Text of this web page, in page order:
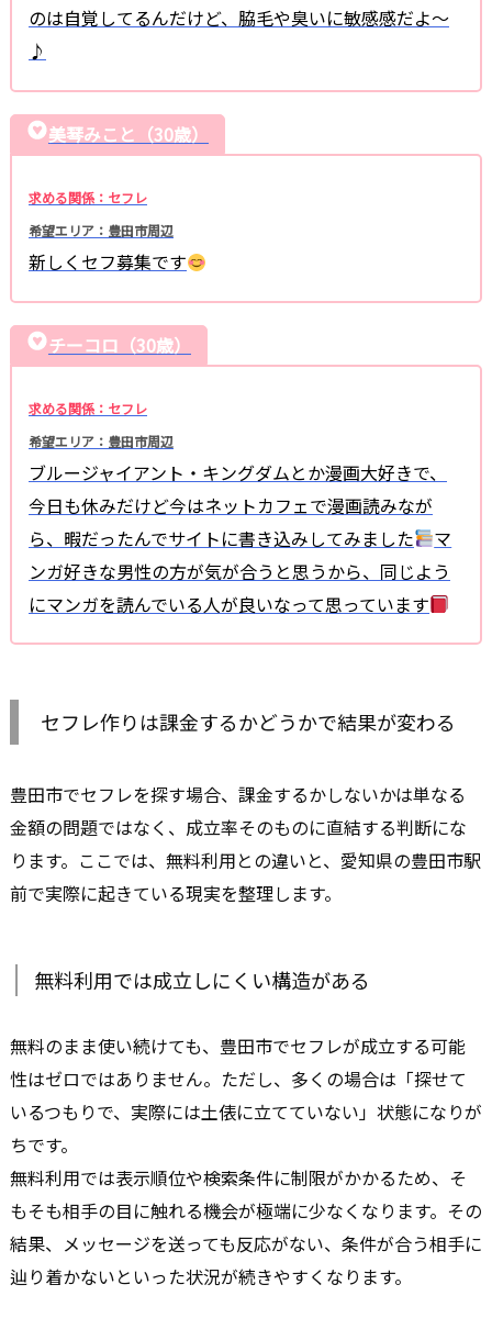
のは自覚してるんだけど、脇毛や臭いに敏感感だよ〜
♪
美琴みこと（30歳）
求める関係：セフレ
希望エリア：豊田市周辺
新しくセフ募集です
チーコロ（30歳）
求める関係：セフレ
希望エリア：豊田市周辺
ブルージャイアント・キングダムとか漫画大好きで、
今日も休みだけど今はネットカフェで漫画読みなが
ら、暇だったんでサイトに書き込みしてみました
マ
ンガ好きな男性の方が気が合うと思うから、同じよう
にマンガを読んでいる人が良いなって思っています
セフレ作りは課金するかどうかで結果が変わる
豊田市でセフレを探す場合、課金するかしないかは単なる
金額の問題ではなく、成立率そのものに直結する判断にな
ります。ここでは、無料利用との違いと、愛知県の豊田市駅
前で実際に起きている現実を整理します。
無料利用では成立しにくい構造がある
無料のまま使い続けても、豊田市でセフレが成立する可能
性はゼロではありません。ただし、多くの場合は「探せて
いるつもりで、実際には土俵に立てていない」状態になりが
ちです。
無料利用では表示順位や検索条件に制限がかかるため、そ
もそも相手の目に触れる機会が極端に少なくなります。その
結果、メッセージを送っても反応がない、条件が合う相手に
辿り着かないといった状況が続きやすくなります。